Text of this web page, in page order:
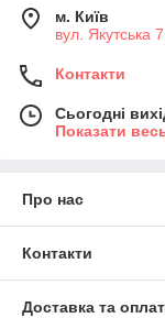
м. Київ
вул. Якутська
Контакти
Сьогодні
Показати
Про нас
Контакти
Доставка та